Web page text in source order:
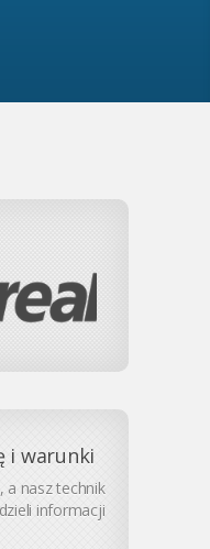
i warunki
a nasz technik
informacji